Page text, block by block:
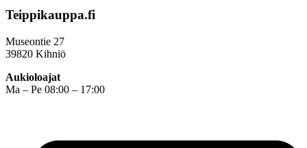
Teippikauppa.fi
Museontie 27
39820 Kihniö
Aukioloajat
Ma – Pe 08:00 – 17:00